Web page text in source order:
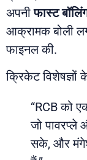
अपनीफास्ट
आक्रामक बोली
फाइनल की.
क्रिकेट विशेषज्ञों
“RCB को
जो
सके, और